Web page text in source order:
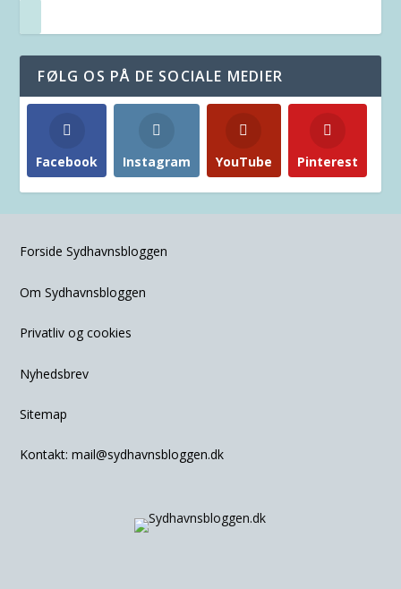
FØLG OS PÅ DE SOCIALE MEDIER
Facebook Instagram YouTube Pinterest
Forside Sydhavnsbloggen
Om Sydhavnsbloggen
Privatliv og cookies
Nyhedsbrev
Sitemap
Kontakt:mail@sydhavnsbloggen.dk